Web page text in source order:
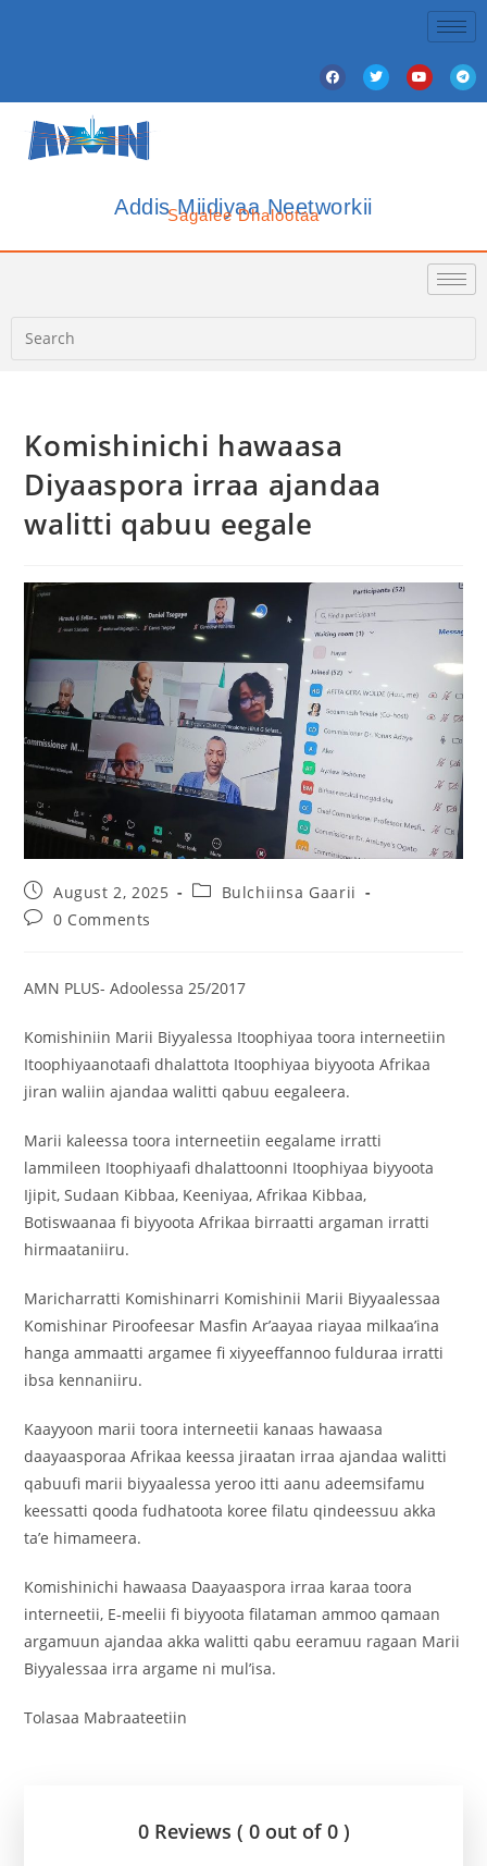
Addis Miidiyaa Neetworkii
Sagalee Dhalootaa
Komishinichi hawaasa
Diyaaspora irraa ajandaa
walitti qabuu eegale
August 2, 2025
Bulchiinsa Gaarii
0 Comments
AMN PLUS- Adoolessa 25/2017
Komishiniin Marii Biyyalessa Itoophiyaa toora interneetiin
Itoophiyaanotaafi dhalattota Itoophiyaa biyyoota Afrikaa
jiran waliin ajandaa walitti qabuu eegaleera.
Marii kaleessa toora interneetiin eegalame irratti
lammileen Itoophiyaafi dhalattoonni Itoophiyaa biyyoota
Ijipit, Sudaan Kibbaa, Keeniyaa, Afrikaa Kibbaa,
Botiswaanaa fi biyyoota Afrikaa birraatti argaman irratti
hirmaataniiru.
Maricharratti Komishinarri Komishinii Marii Biyyaalessaa
Komishinar Piroofeesar Masfin Ar’aayaa riayaa milkaa’ina
hanga ammaatti argamee fi xiyyeeffannoo fulduraa irratti
ibsa kennaniiru.
Kaayyoon marii toora interneetii kanaas hawaasa
daayaasporaa Afrikaa keessa jiraatan irraa ajandaa walitti
qabuufi marii biyyaalessa yeroo itti aanu adeemsifamu
keessatti qooda fudhatoota koree filatu qindeessuu akka
ta’e himameera.
Komishinichi hawaasa Daayaaspora irraa karaa toora
interneetii, E-meelii fi biyyoota filataman ammoo qamaan
argamuun ajandaa akka walitti qabu eeramuu ragaan Marii
Biyyalessaa irra argame ni mul’isa.
Tolasaa Mabraateetiin
0 Reviews ( 0 out of 0 )